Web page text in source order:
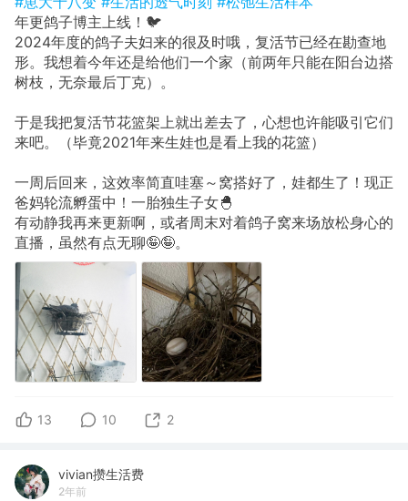
年更鸽子博主上线！🐦
2024年度的鸽子夫妇来的很及时哦，复活节已经在勘查地
形。我想着今年还是给他们一个家（前两年只能在阳台边搭
树枝，无奈最后丁克）。
于是我把复活节花篮架上就出差去了，心想也许能吸引它们
来吧。（毕竟2021年来生娃也是看上我的花篮）
一周后回来，这效率简直哇塞～窝搭好了，娃都生了！现正
爸妈轮流孵蛋中！一胎独生子女🐣
有动静我再来更新啊，或者周末对着鸽子窝来场放松身心的
直播，虽然有点无聊🤪🤪。
13 10 2
vivian攒生活费
2年前